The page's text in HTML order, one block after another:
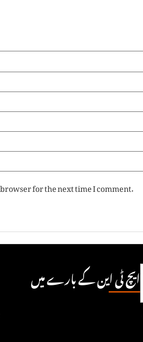
for the next time I comment.
ایچ ٹی این کے بارے میں